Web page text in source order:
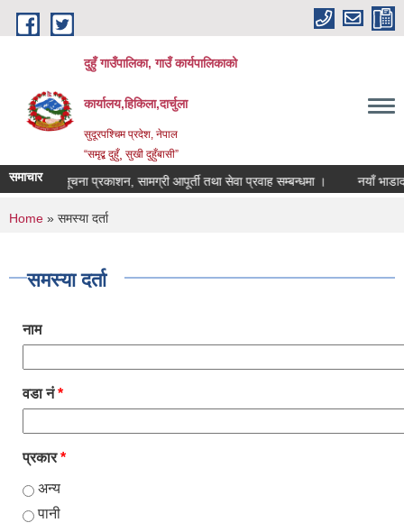
Skip to main content
दुहुँ गाउँपालिका, गाउँ कार्यपालिकाको
कार्यालय,हिकिला,दार्चुला
सुदूरपश्चिम प्रदेश, नेपाल
“समृद्ब दुहुँ¸ सुखी दुहुँबासी”
समाचारसूचना प्रकाशन, सामग्री आपूर्ती तथा सेवा प्रवाह सम्बन्धमा । नयाँ भाडादर
You are here
Home » समस्या दर्ता
समस्या दर्ता
नाम
वडा नं*
प्रकार*
अन्य
पानी